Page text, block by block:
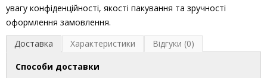
увагу конфіденційності, якості пакування та зручності
оформлення замовлення.
Доставка
Характеристики Відгуки (0)
Способи доставки